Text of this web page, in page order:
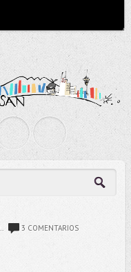
3 COMENTARIOS